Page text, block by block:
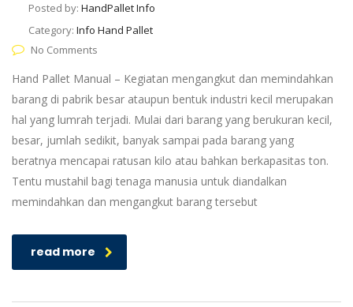
Posted by: HandPallet Info
Category: Info Hand Pallet
No Comments
Hand Pallet Manual – Kegiatan mengangkut dan memindahkan
barang di pabrik besar ataupun bentuk industri kecil merupakan
hal yang lumrah terjadi. Mulai dari barang yang berukuran kecil,
besar, jumlah sedikit, banyak sampai pada barang yang
beratnya mencapai ratusan kilo atau bahkan berkapasitas ton.
Tentu mustahil bagi tenaga manusia untuk diandalkan
memindahkan dan mengangkut barang tersebut
read more